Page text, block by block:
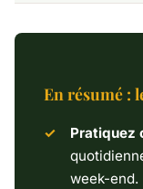
En résumé :
Pratiquez
week-end.